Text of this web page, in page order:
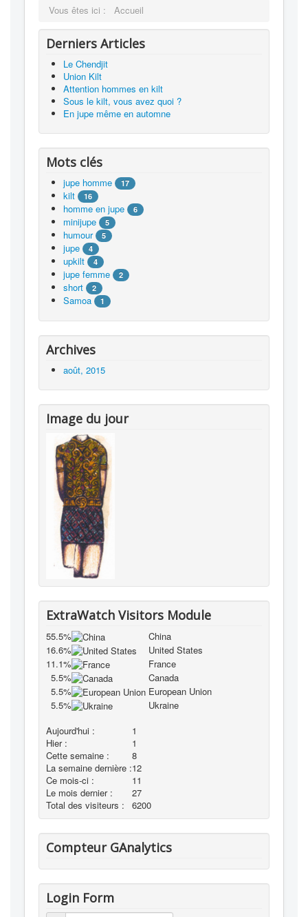
Vous êtes ici : Accueil
Derniers Articles
Le Chendjit
Union Kilt
Attention hommes en kilt
Sous le kilt, vous avez quoi ?
En jupe même en automne
Mots clés
jupe homme 17
kilt 16
homme en jupe 6
minijupe 5
humour 5
jupe 4
upkilt 4
jupe femme 2
short 2
Samoa 1
Archives
août, 2015
Image du jour
ExtraWatch Visitors Module
55.5%
China
16.6%
United States
11.1%
France
5.5%
Canada
5.5%
European Union
5.5%
Ukraine
Aujourd'hui :
1
Hier :
1
Cette semaine :
8
La semaine dernière :12
Ce mois-ci :
11
Le mois dernier :
27
Total des visiteurs :
6200
Compteur GAnalytics
Login Form